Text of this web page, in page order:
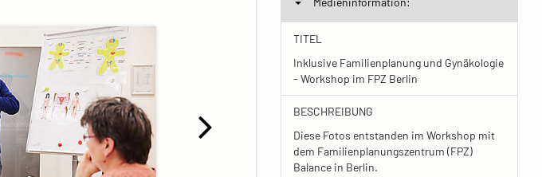
TITEL
Inklusive Familienplanung und Gynäkologie
- Workshop im FPZ Berlin
BESCHREIBUNG
Diese Fotos entstanden im Workshop mit
dem Familienplanungszentrum (FPZ)
Balance in Berlin.